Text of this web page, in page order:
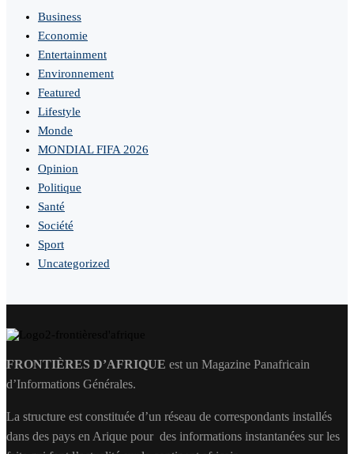
Business
Economie
Entertainment
Environnement
Featured
Lifestyle
Monde
MONDIAL FIFA 2026
Opinion
Politique
Santé
Société
Sport
Uncategorized
FRONTIÈRES D’AFRIQUE est un Magazine Panafricain
d’Informations Générales.
La structure est constituée d’un réseau de correspondants installés
dans des pays en Arique pour des informations instantanées sur les